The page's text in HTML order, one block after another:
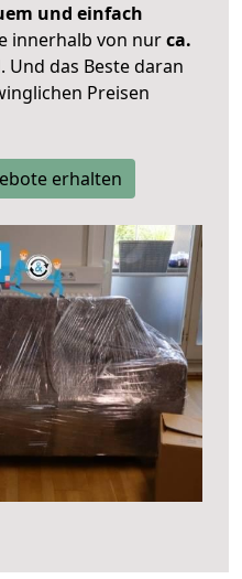
und einfach
innerhalb von nurca.
Und das Beste daran
Preisen
erhalten